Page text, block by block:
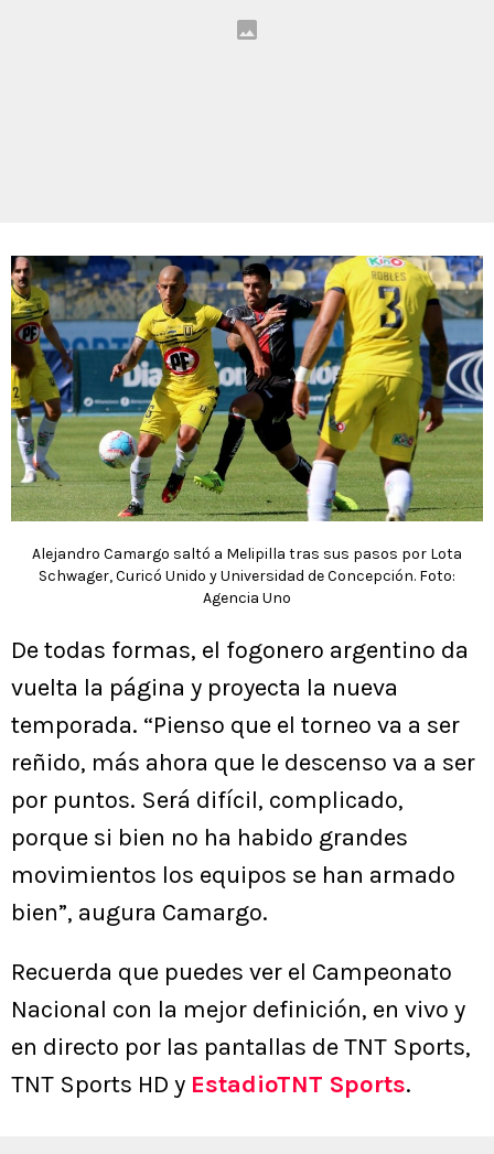
Alejandro Camargo saltó a Melipilla tras sus pasos por Lota
Schwager, Curicó Unido y Universidad de Concepción. Foto:
Agencia Uno
De todas formas, el fogonero argentino da
vuelta la página y proyecta la nueva
temporada. “Pienso que el torneo va a ser
reñido, más ahora que le descenso va a ser
por puntos. Será difícil, complicado,
porque si bien no ha habido grandes
movimientos los equipos se han armado
bien”, augura Camargo.
Recuerda que puedes ver el Campeonato
Nacional con la mejor definición, en vivo y
en directo por las pantallas de TNT Sports,
TNT Sports HD y EstadioTNT Sports.